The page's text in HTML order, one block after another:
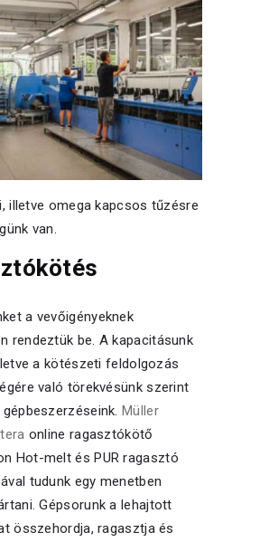
illetve omega kapcsos tűzésre
van.
a vevőigényeknek
rendeztük be. A kapacitásunk
a kötészeti feldolgozás
való törekvésünk szerint
Müller
online ragasztókötő
Hot-melt és PUR ragasztó
tudunk egy menetben
Gépsorunk a lehajtott
összehordja, ragasztja és